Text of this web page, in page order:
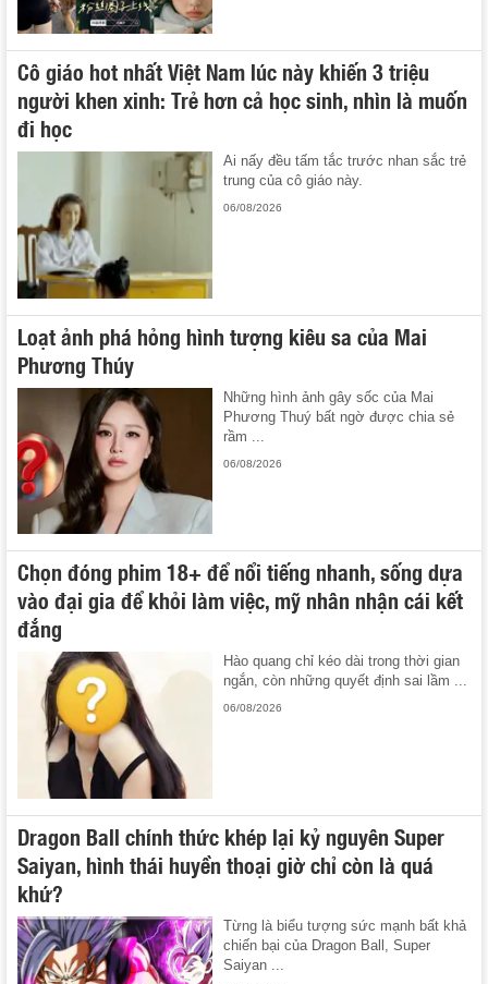
Cô giáo hot nhất Việt Nam lúc này khiến 3 triệu
người khen xinh: Trẻ hơn cả học sinh, nhìn là muốn
đi học
Ai nấy đều tấm tắc trước nhan sắc trẻ
trung của cô giáo này.
06/08/2026
Loạt ảnh phá hỏng hình tượng kiêu sa của Mai
Phương Thúy
Những hình ảnh gây sốc của Mai
Phương Thuý bất ngờ được chia sẻ
rầm ...
06/08/2026
Chọn đóng phim 18+ để nổi tiếng nhanh, sống dựa
vào đại gia để khỏi làm việc, mỹ nhân nhận cái kết
đắng
Hào quang chỉ kéo dài trong thời gian
ngắn, còn những quyết định sai lầm ...
06/08/2026
Dragon Ball chính thức khép lại kỷ nguyên Super
Saiyan, hình thái huyền thoại giờ chỉ còn là quá
khứ?
Từng là biểu tượng sức mạnh bất khả
chiến bại của Dragon Ball, Super
Saiyan ...